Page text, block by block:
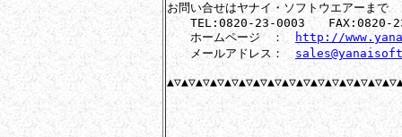
お問い合せはヤナイ・ソフトウエアーまで
TEL:0820-23-0003　　FAX:0820-
ホームページ　：
http://
メールアドレス：